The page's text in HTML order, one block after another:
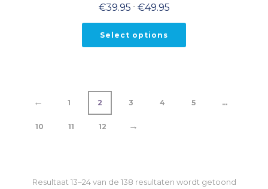
€39.95 - €49.95Prijsklasse:
tot
Select options
← 1 2 3 4 5 …
10 11 12 →
Resultaat 13–24 van de 138 resultaten wordt getoond